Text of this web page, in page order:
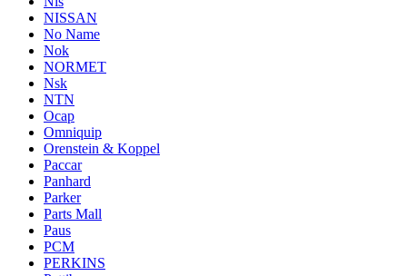
NISSAN
No Name
Nok
NORMET
Nsk
NTN
Ocap
Omniquip
Orenstein & Koppel
Paccar
Panhard
Parker
Parts Mall
Paus
PCM
PERKINS